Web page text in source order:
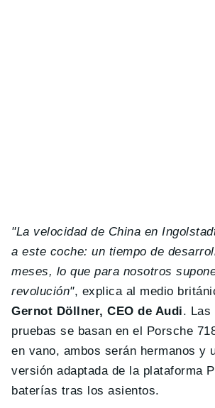
"La velocidad de China en
a este coche: un tiempo de
meses, lo que para nosotros
revolución", explica al medio
Gernot Döllner, CEO de Audi. Las
pruebas se basan en el Porsche
en vano, ambos serán hermanos y
versión adaptada de la plataforma
baterías tras los asientos.